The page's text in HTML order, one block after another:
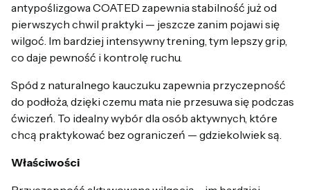
antypoślizgowa COATED zapewnia stabilność już od
pierwszych chwil praktyki — jeszcze zanim pojawi się
wilgoć. Im bardziej intensywny trening, tym lepszy grip,
co daje pewność i kontrolę ruchu.
Spód z naturalnego kauczuku zapewnia przyczepność
do podłoża, dzięki czemu mata nie przesuwa się podczas
ćwiczeń. To idealny wybór dla osób aktywnych, które
chcą praktykować bez ograniczeń — gdziekolwiek są.
Właściwości